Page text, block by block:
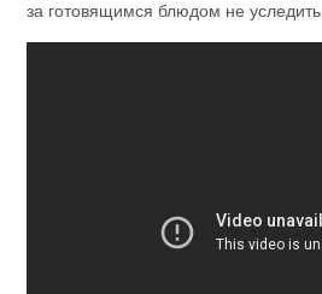
за готовящимся блюдом не уследить.